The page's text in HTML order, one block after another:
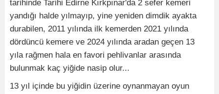
tarihinde Tarihi Edirne Kırkpınar'da 2 sefer kemeri
yandığı halde yılmayıp, yine yeniden dimdik ayakta
durabilen, 2011 yılında ilk kemerden 2021 yılında
dördüncü kemere ve 2024 yılında aradan geçen 13
yıla rağmen hala en favori pehlivanlar arasında
bulunmak kaç yiğide nasip olur...
13 yıl içinde bu yiğidin üzerine oynanmayan oyun